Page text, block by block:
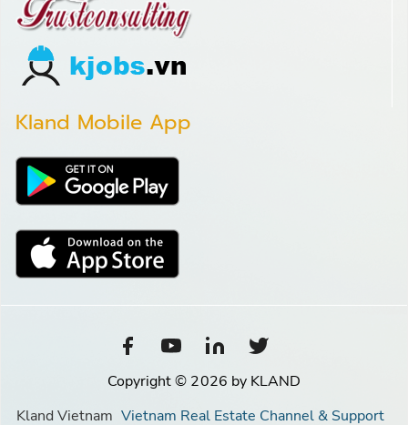
Kland Mobile App
Copyright © 2026 by KLAND
Kland Vietnam Vietnam Real Estate Channel & Support